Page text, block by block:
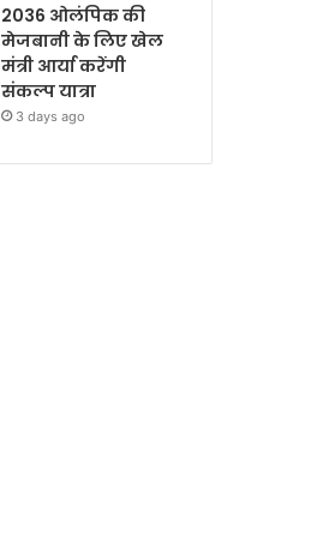
2036 ओलंपिक की
मेजबानी के लिए खेल
मंत्री आर्या करेंगी
संकल्प यात्रा
3 days ago